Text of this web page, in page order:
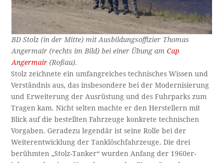
BD Stolz (in der Mitte) mit Ausbildungsoffizier Thomas
Angermair (rechts im Bild) bei einer Übung am Cap
Angermair(Roßau).
Stolz zeichnete ein umfangreiches technisches Wissen und
Verständnis aus, das insbesondere bei der Modernisierung
und Erweiterung der Ausrüstung und des Fuhrparks zum
Tragen kam. Nicht selten machte er den Herstellern mit
Blick auf die bestellten Fahrzeuge konkrete technischen
Vorgaben. Geradezu legendär ist seine Rolle bei der
Weiterentwicklung der Tanklöschfahrzeuge. Die drei
berühmten „Stolz-Tanker“ wurden Anfang der 1960er-